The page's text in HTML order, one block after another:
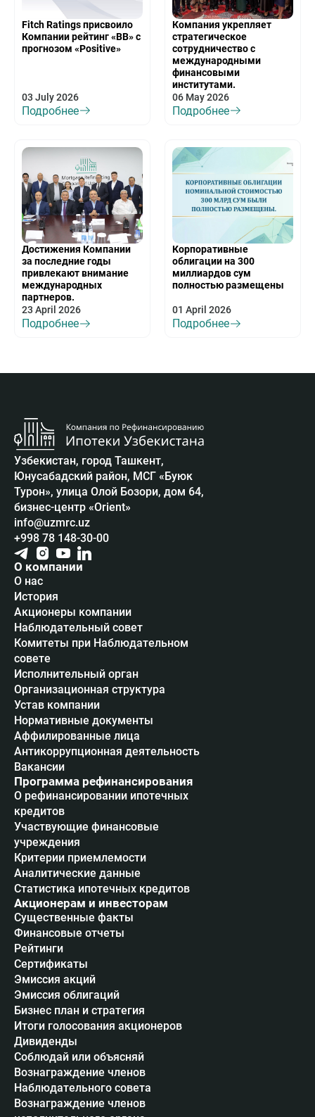
Fitch Ratings присвоило
Компании рейтинг «BB» с
прогнозом «Positive»
03 July 2026
Подробнее
Компания укрепляет
стратегическое
сотрудничество с
международными
финансовыми
институтами.
06 May 2026
Подробнее
Достижения Компании
за последние годы
привлекают внимание
международных
партнеров.
23 April 2026
Подробнее
Корпоративные
облигации на 300
миллиардов сум
полностью размещены
01 April 2026
Подробнее
Узбекистан, город Ташкент,
Юнусабадский район, МСГ «Буюк
Турон», улица Олой Бозори, дом 64,
бизнес-центр «Orient»
info@uzmrc.uz
+998 78 148-30-00
О компании
О нас
История
Акционеры компании
Наблюдательный совет
Комитеты при Наблюдательном
совете
Исполнительный орган
Организационная структура
Устав компании
Нормативные документы
Аффилированные лица
Антикоррупционная деятельность
Вакансии
Программа рефинансирования
О рефинансировании ипотечных
кредитов
Участвующие финансовые
учреждения
Критерии приемлемости
Аналитические данные
Статистика ипотечных кредитов
Акционерам и инвесторам
Существенные факты
Финансовые отчеты
Рейтинги
Сертификаты
Эмиссия акций
Эмиссия облигаций
Бизнес план и стратегия
Итоги голосования акционеров
Дивиденды
Соблюдай или объясняй
Вознаграждение членов
Наблюдательного совета
Вознаграждение членов